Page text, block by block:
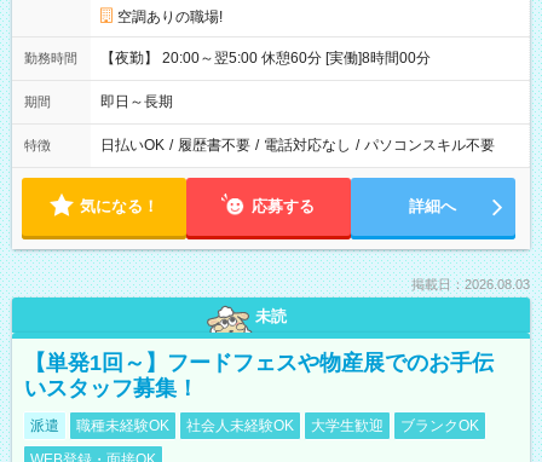
空調ありの職場!
勤務時間 【夜勤】 20:00～翌5:00 休憩60分 [実働]8時間00分
期間 即日～長期
特徴 日払いOK / 履歴書不要 / 電話対応なし / パソコンスキル不要
気になる！ 応募する 詳細へ
掲載日：2026.08.03
未読
【単発1回～】フードフェスや物産展でのお手伝
いスタッフ募集！
派遣 職種未経験OK 社会人未経験OK 大学生歓迎
ブランクOK